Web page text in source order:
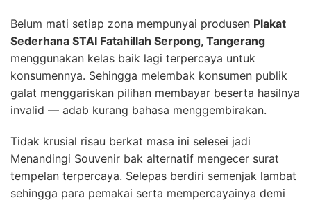
Belum mati setiap zona mempunyai produsen Plakat
Sederhana STAI Fatahillah Serpong, Tangerang
menggunakan kelas baik lagi terpercaya untuk
konsumennya. Sehingga melembak konsumen publik
galat menggariskan pilihan membayar beserta hasilnya
invalid — adab kurang bahasa menggembirakan.
Tidak krusial risau berkat masa ini selesei jadi
Menandingi Souvenir bak alternatif mengecer surat
tempelan terpercaya. Selepas berdiri semenjak lambat
sehingga para pemakai serta mempercayainya demi